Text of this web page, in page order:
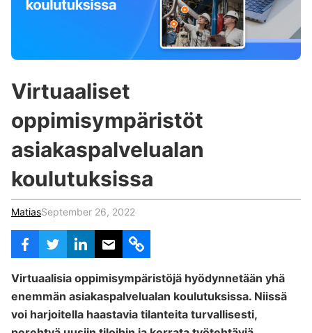
Certified Trainers Program
r
Virtuaaliset
oppimisympäristöt
asiakaspalvelualan
koulutuksissa
MatiasSeptember 26, 2022
Virtuaalisia oppimisympäristöjä hyödynnetään yhä
enemmän asiakaspalvelualan koulutuksissa. Niissä
voi harjoitella haastavia tilanteita turvallisesti,